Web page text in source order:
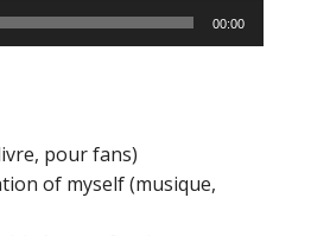
00:00
pour fans)
of myself (musique,